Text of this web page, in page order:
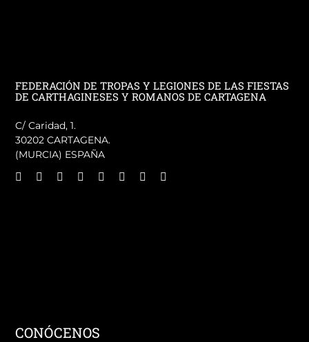
FEDERACIÓN DE TROPAS Y LEGIONES DE LAS FIESTAS
DE CARTHAGINESES Y ROMANOS DE CARTAGENA
C/ Caridad, 1.
30202 CARTAGENA.
(MURCIA) ESPAÑA
CONÓCENOS